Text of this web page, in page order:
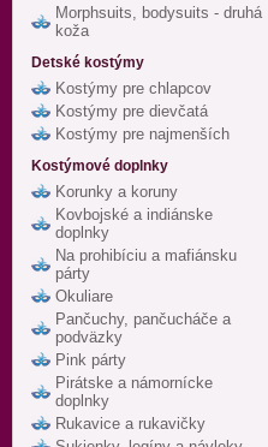
Morphsuits, bodysuits - druhá
koža
Detské kostýmy
Kostýmy pre chlapcov
Kostýmy pre dievčatá
Kostýmy pre najmenších
Kostýmové doplnky
Korunky a koruny
Kovbojské a indiánske
doplnky
Na prohibíciu a mafiánsku
párty
Okuliare
Pančuchy, pančucháče a
podväzky
Pink párty
Pirátske a námornícke
doplnky
Rukavice a rukavičky